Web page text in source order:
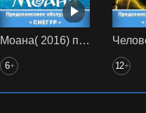
Моана( 2016) предс. обсл. Снегур
6+ 12+